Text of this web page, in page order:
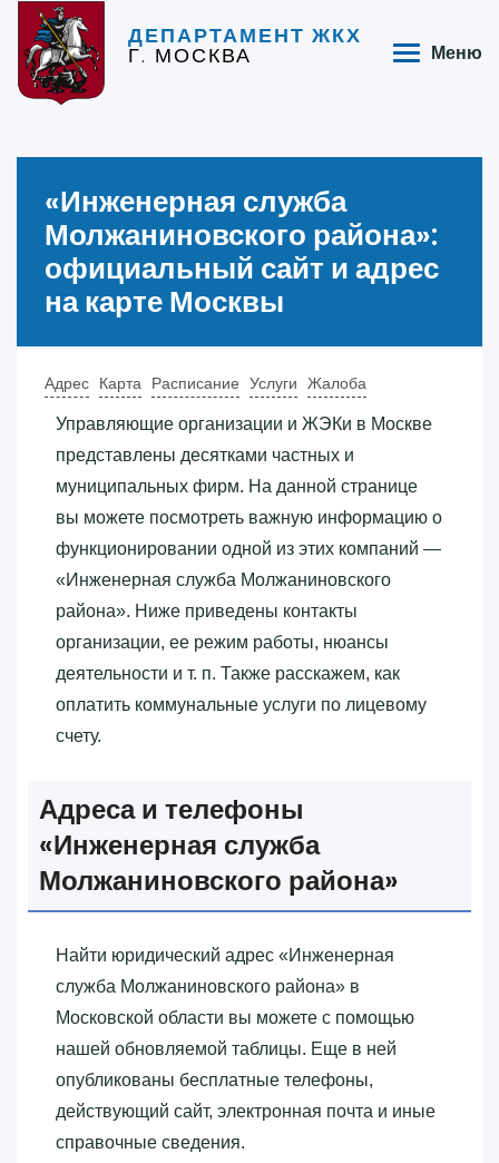
ДЕПАРТАМЕНТ ЖКХ
Г. МОСКВА Меню
«‎Инженерная служба
Молжаниновского района»‎:
официальный сайт и адрес
на карте Москвы
Адрес Карта Расписание Услуги Жалоба
Управляющие организации и ЖЭКи в Москве
представлены десятками частных и
муниципальных фирм. На данной странице
вы можете посмотреть важную информацию о
функционировании одной из этих компаний —
«‎Инженерная служба Молжаниновского
района»‎. Ниже приведены контакты
организации, ее режим работы, нюансы
деятельности и т. п. Также расскажем, как
оплатить коммунальные услуги по лицевому
счету.
Адреса и телефоны
«‎Инженерная служба
Молжаниновского района»‎
Найти юридический адрес «‎Инженерная
служба Молжаниновского района»‎ в
Московской области вы можете с помощью
нашей обновляемой таблицы. Еще в ней
опубликованы бесплатные телефоны,
действующий сайт, электронная почта и иные
справочные сведения.